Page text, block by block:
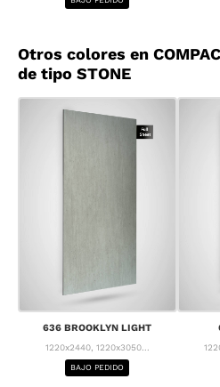
Otros colores en
de tipo STONE
636 BROOKLYN LIGHT
1220x2440, 1220x3050...
BAJO PEDIDO